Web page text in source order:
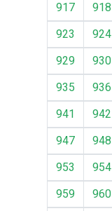
917
918
923
924
929
930
935
936
941
942
947
948
953
954
959
960